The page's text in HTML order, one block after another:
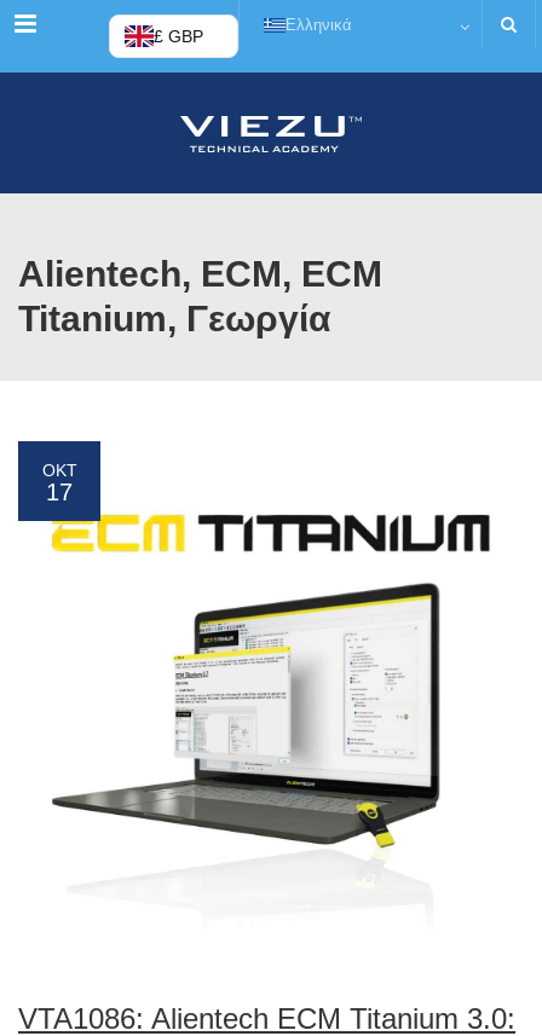
Μενού £ GBP
Ελληνικά
Alientech, ECM, ECM
Titanium, Γεωργία
ΟΚΤ
17
VTA1086: Alientech ECM Titanium 3.0: